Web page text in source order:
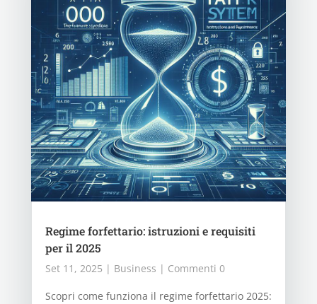
Regime forfettario: istruzioni e requisiti
per il 2025
Set 11, 2025 | Business | Commenti 0
Scopri come funziona il regime forfettario 2025: